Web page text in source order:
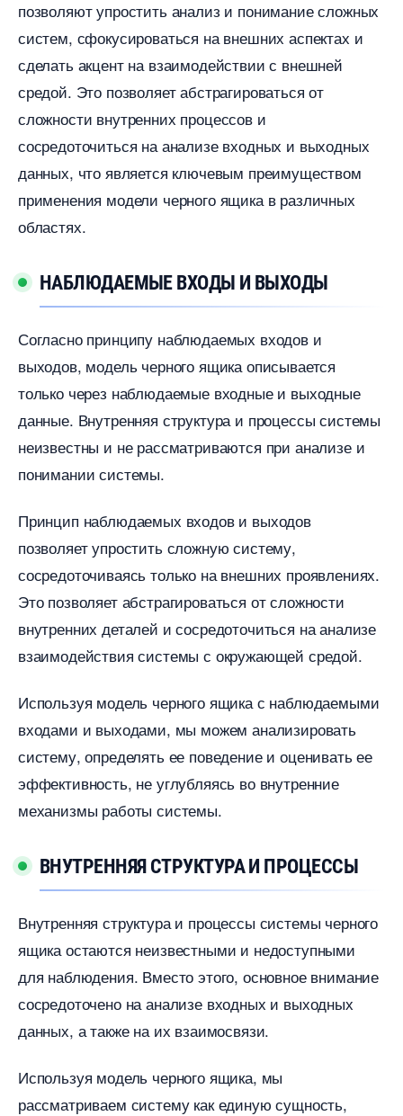
позволяют упростить анализ и понимание сложных
систем, сфокусироваться на внешних аспектах и
сделать акцент на взаимодействии с внешней
средой. Это позволяет абстрагироваться от
сложности внутренних процессов и
сосредоточиться на анализе входных и выходных
данных, что является ключевым преимуществом
применения модели черного ящика в различных
областях.​
НАБЛЮДАЕМЫЕ ВХОДЫ И ВЫХОДЫ
Согласно принципу наблюдаемых входов и
ыходов, модель черного ящика описывается
только через наблюдаемые входные и выходные
данные.​ Внутренняя структура и процессы системы
неизвестны и не рассматриваются при анализе и
понимании системы.​
Принцип наблюдаемых входов и выходо
позволяет упростить сложную систему,
сосредоточиваясь только на внешних проявлениях.​
Это позволяет абстрагироваться от сложности
нутренних деталей и сосредоточиться на анализе
заимодействия системы с окружающей средой.
Используя модель черного ящика с наблюдаемыми
ходами и выходами, мы можем анализировать
систему, определять ее поведение и оценивать ее
эффективность, не углубляясь во внутренние
механизмы работы системы.​
НУТРЕННЯЯ СТРУКТУРА И ПРОЦЕССЫ
нутренняя структура и процессы системы черного
ящика остаются неизвестными и недоступными
для наблюдения.​ Вместо этого, основное внимание
сосредоточено на анализе входных и выходных
данных, а также на их взаимосвязи.​
Используя модель черного ящика, мы
рассматриваем систему как единую сущность,